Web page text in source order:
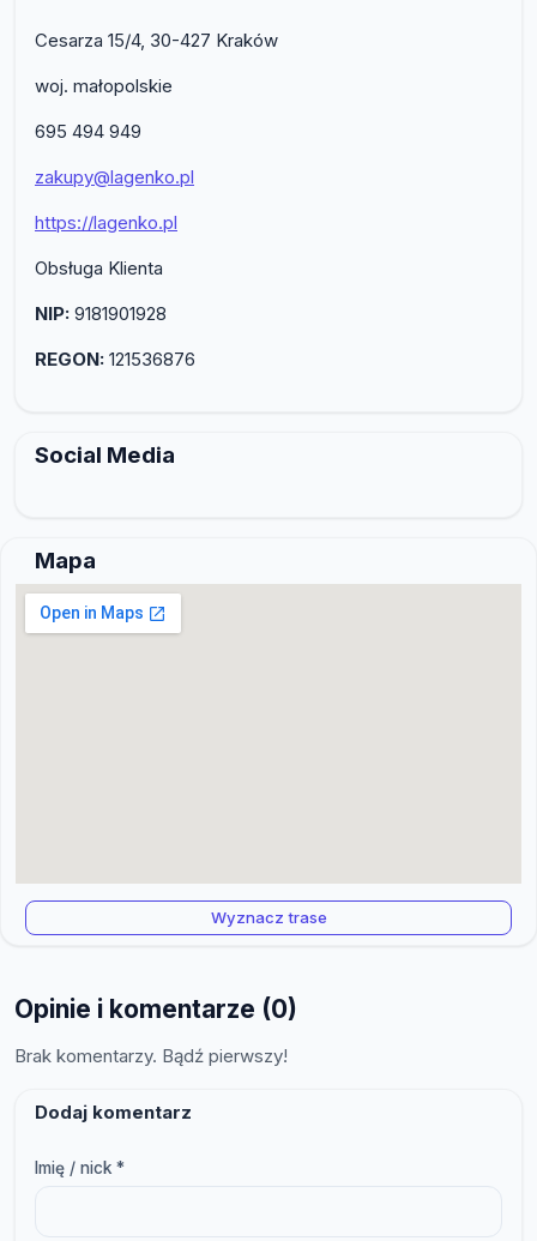
Cesarza 15/4, 30-427 Kraków
woj. małopolskie
695 494 949
zakupy@lagenko.pl
https://lagenko.pl
Obsługa Klienta
NIP: 9181901928
REGON: 121536876
Social Media
Mapa
Wyznacz trase
Opinie i komentarze (0)
Brak komentarzy. Bądź pierwszy!
Dodaj komentarz
Imię / nick *